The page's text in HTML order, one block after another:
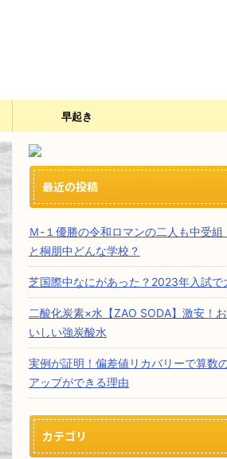
早起き
最近の投稿
Ｍ-１優勝の令和ロマンの二人も中受組
と桐朋中どんな学校？
芝国際中なにがあった？2023年入試で
二酸化炭素×水【ZAO SODA】激安！
いしい強炭酸水
実例が証明！偏差値リカバリーで算数
アップができる理由
カテゴリ